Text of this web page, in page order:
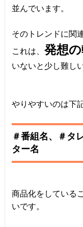
並んでいます。
そのトレンドに関
これは、 発想
いないと少し難し
やりやすいのは下
＃番組名、＃タ
ター名
商品化をしている
いです。